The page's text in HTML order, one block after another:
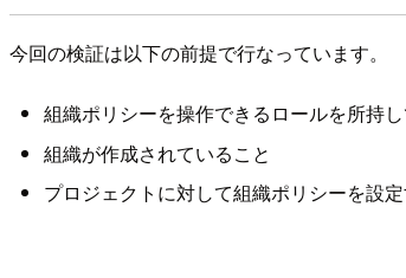
今回の検証は以下の前提で行なっています。
組織ポリシーを操作できるロールを所持
組織が作成されていること
プロジェクトに対して組織ポリシーを設